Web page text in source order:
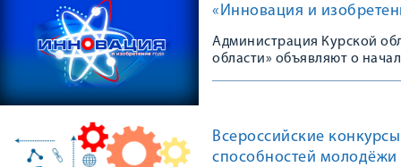
«Инновация и
Администрация Курской
области» объявляют о
Всероссийские
способностей молодёжи